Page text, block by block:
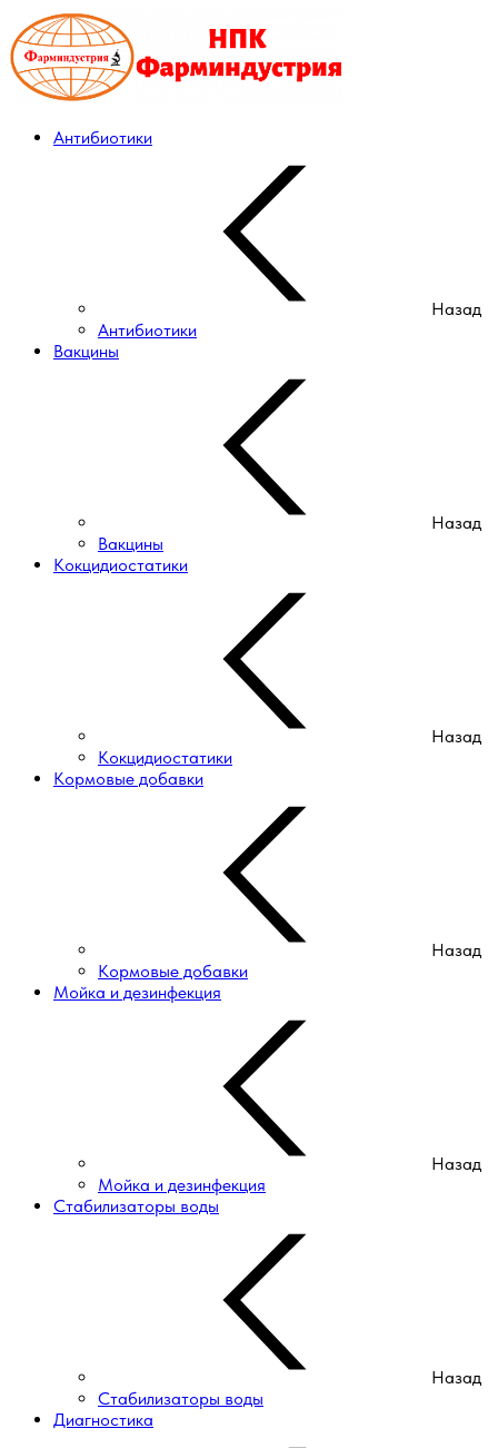
Антибиотики
Назад
Антибиотики
Вакцины
Назад
Вакцины
Кокцидиостатики
Назад
Кокцидиостатики
Кормовые добавки
Назад
Кормовые добавки
Мойка и дезинфекция
Назад
Мойка и дезинфекция
Стабилизаторы воды
Назад
Стабилизаторы воды
Диагностика